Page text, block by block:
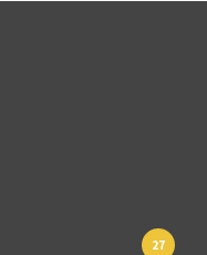
27